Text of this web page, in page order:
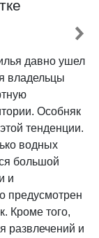
давно ушел
владельцы
Особняк
тенденции.
водных
большой
и
предусмотрен
Кроме того,
развлечений и